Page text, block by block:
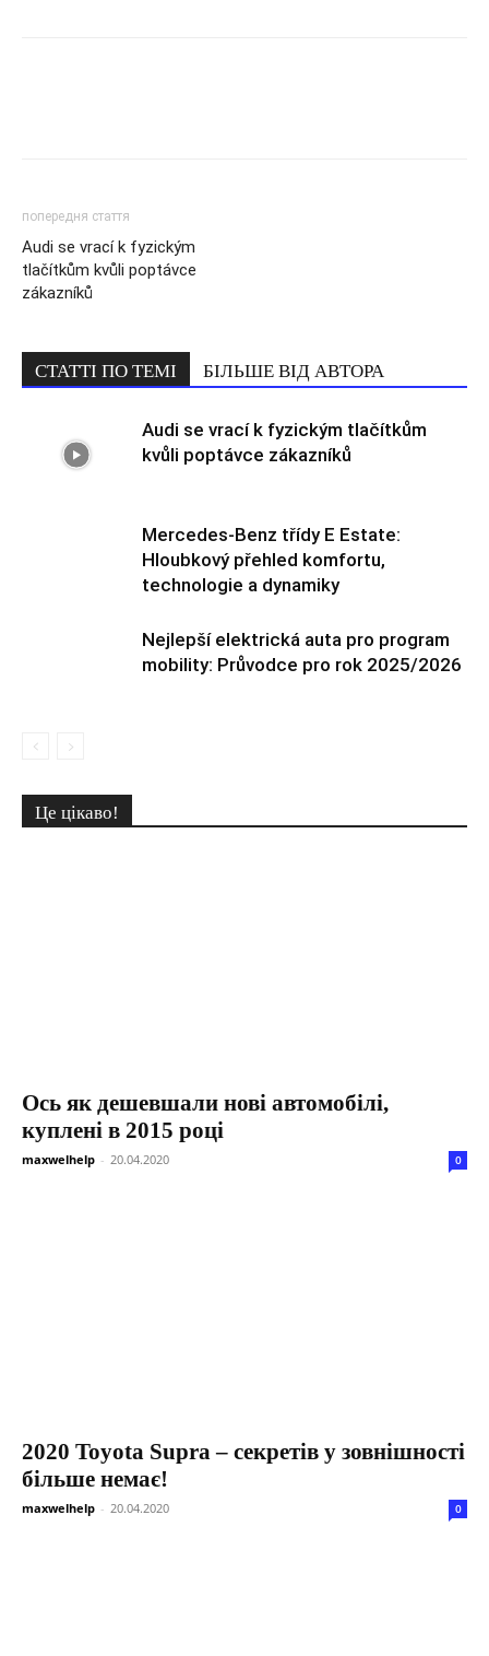
попередня стаття
Audi se vrací k fyzickým
tlačítkům kvůli poptávce
zákazníků
СТАТТІ ПО ТЕМІ БІЛЬШЕ ВІД АВТОРА
Audi se vrací k fyzickým tlačítkům
kvůli poptávce zákazníků
Mercedes-Benz třídy E Estate:
Hloubkový přehled komfortu,
technologie a dynamiky
Nejlepší elektrická auta pro program
mobility: Průvodce pro rok 2025/2026
Це цікаво!
Ось як дешевшали нові автомобілі,
куплені в 2015 році
maxwelhelp - 20.04.2020 0
2020 Toyota Supra – секретів у зовнішності
більше немає!
maxwelhelp - 20.04.2020 0